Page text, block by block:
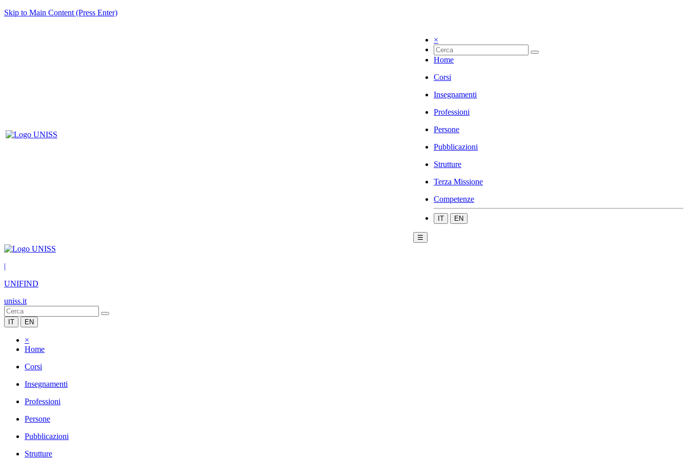
Skip to Main Content (Press Enter)
×
Home
Corsi
Insegnamenti
Professioni
Persone
Pubblicazioni
Strutture
Terza Missione
Competenze
IT EN
☰
|
UNIFIND
uniss.it
IT EN
×
Home
Corsi
Insegnamenti
Professioni
Persone
Pubblicazioni
Strutture